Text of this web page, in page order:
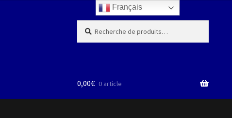
pour :
0,00€ 0 article
Français